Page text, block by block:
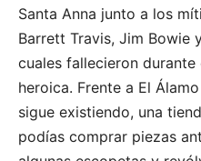
Santa Anna junto a los
Barrett Travis, Jim
cuales fallecieron
heroica. Frente a El
sigue existiendo, una
podías comprar piezas